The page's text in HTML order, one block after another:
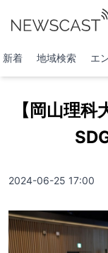
新着 地域検索 エ
【岡山理
2024-06-25 17:00